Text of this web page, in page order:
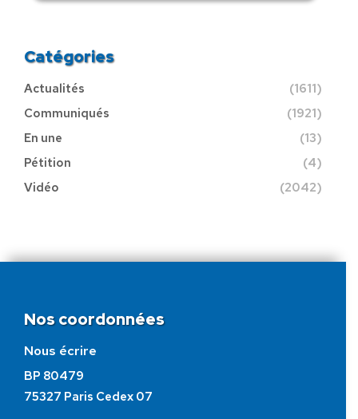
Catégories
Actualités
(1611)
Communiqués
(1921)
En une
(13)
Pétition
(4)
Vidéo
(2042)
Nos coordonnées
Nous écrire
BP 80479
75327 Paris Cedex 07